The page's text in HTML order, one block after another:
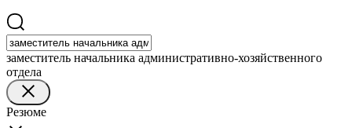
заместитель начальника административно-хозяйственного
отдела
Резюме